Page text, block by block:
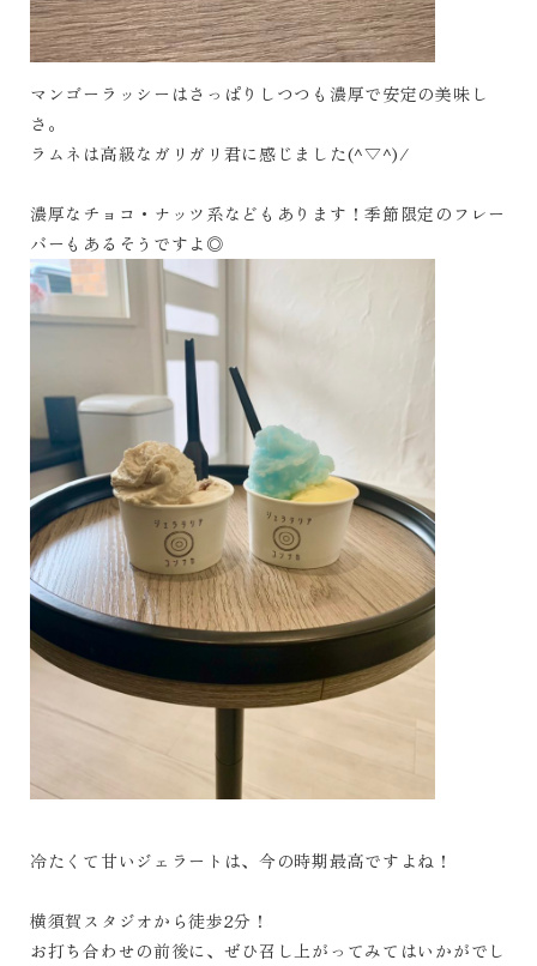
マンゴーラッシーはさっぱりしつつも濃厚で安定の美味し
さ。
ラムネは高級なガリガリ君に感じました(^▽^)/
濃厚なチョコ・ナッツ系などもあります！季節限定のフレー
バーもあるそうですよ◎
冷たくて甘いジェラートは、今の時期最高ですよね！
横須賀スタジオから徒歩2分！
お打ち合わせの前後に、ぜひ召し上がってみてはいかがでし